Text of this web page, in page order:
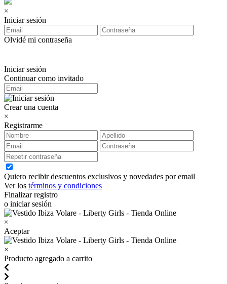
×
Iniciar sesión
Olvidé mi contraseña
Iniciar sesión
Continuar como invitado
Crear una cuenta
×
Registrarme
Quiero recibir descuentos exclusivos y novedades por email
Ver los términos y condiciones
Finalizar registro
o iniciar sesión
×
Aceptar
×
Producto agregado a carrito